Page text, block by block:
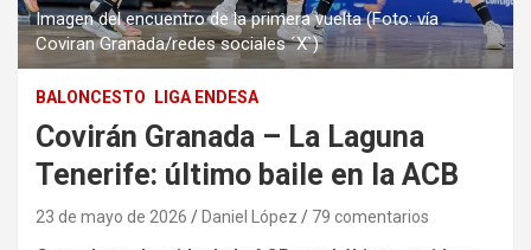
Imagen del encuentro de la primera vuelta (Foto: vía
Coviran Granada/redes sociales ´X`)
BALONCESTO LIGA ENDESA
Covirán Granada – La Laguna
Tenerife: último baile en la ACB
23 de mayo de 2026 Daniel López 79 comentarios